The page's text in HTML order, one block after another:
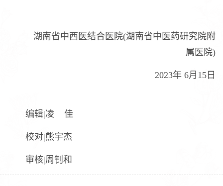
湖南省中西医结合医院(湖南省中医药研究院附
属医院)
2023年 6月15日
编辑|凌 佳
校对|熊宇杰
审核|周钊和